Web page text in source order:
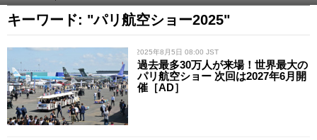
キーワード: "パリ航空ショー2025"
/ 2025年8月5日 08:00 JST
過去最多30万人が来場！世界最大の
パリ航空ショー 次回は2027年6月開
催［AD］